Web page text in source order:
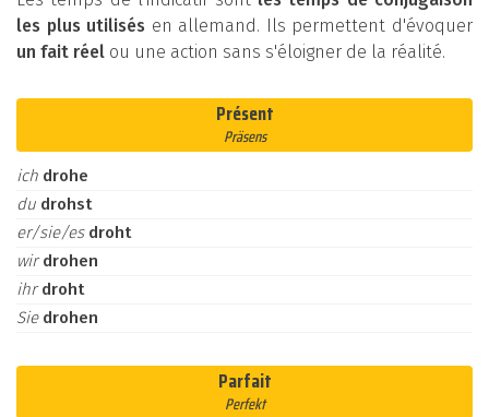
les plus utilisés en allemand. Ils permettent d'évoquer
un fait réel ou une action sans s'éloigner de la réalité.
Présent
Präsens
ich drohe
du drohst
er/sie/es droht
wirdrohen
ihrdroht
Sie drohen
Parfait
Perfekt